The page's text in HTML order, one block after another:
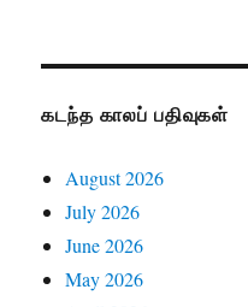
கடந்த காலப் பதிவுகள்
August 2026
July 2026
June 2026
May 2026